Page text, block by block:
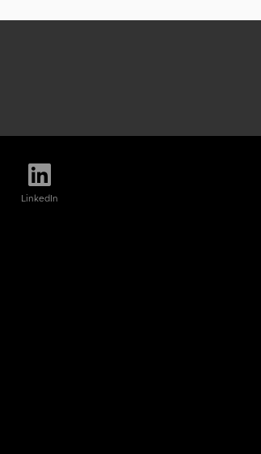
LinkedIn